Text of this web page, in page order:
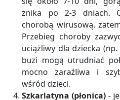
znika po 2-3 dniach.
chorobą wirusową,
Przebieg choroby
uciążliwy dla dziecka
buzi mogą utrudniać
mocno zaraźliwa i
wśród dzieci.
Szkarlatyna (płonica)-